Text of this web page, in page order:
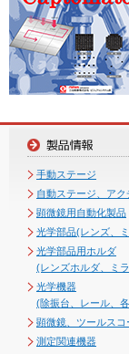
手動ステージ
自動ステージ、アク
顕微鏡用自動化製品
光学部品(レンズ、
光学部品用ホルダ
(レンズホルダ、ミ
光学機器
(除振台、レール、
顕微鏡、ツールスコ
測定関連機器